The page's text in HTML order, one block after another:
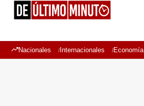
Nacionales Internacionales Economía